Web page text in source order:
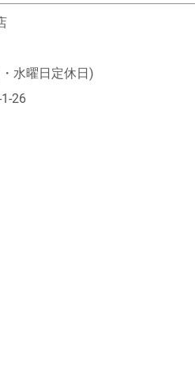
水曜日定休日)